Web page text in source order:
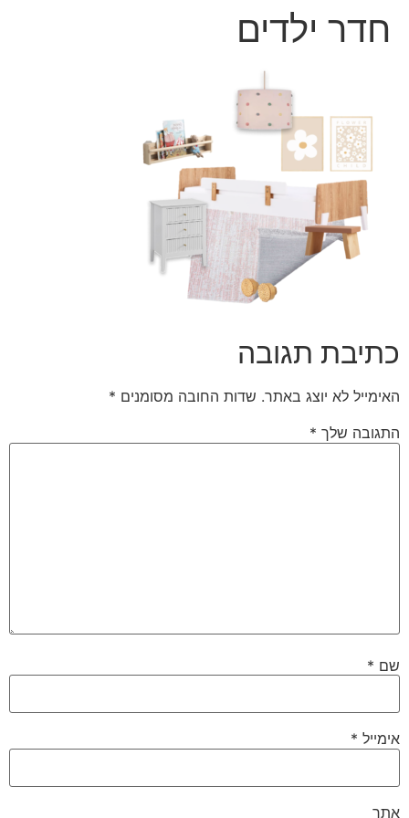
חדר ילדים
כתיבת תגובה
האימייל לא יוצג באתר. שדות החובה מסומנים *
התגובה שלך *
שם *
אימייל *
אתר